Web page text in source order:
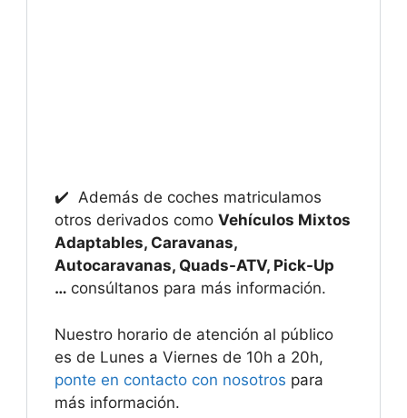
✔️ Además de coches matriculamos
otros derivados como Vehículos Mixtos
Adaptables, Caravanas,
Autocaravanas, Quads-ATV, Pick-Up
… consúltanos para más información.
Nuestro horario de atención al público
es de Lunes a Viernes de 10h a 20h,
ponte en contacto con nosotros para
más información.